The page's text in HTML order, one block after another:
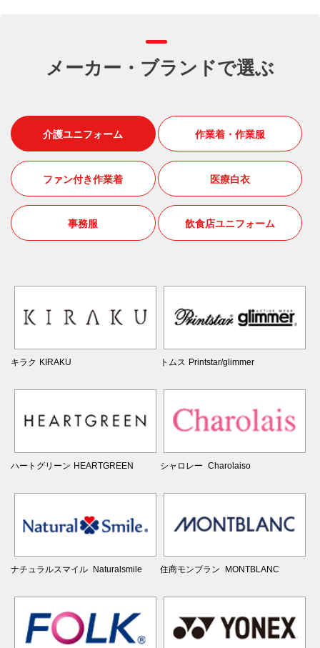
メーカー・ブランドで選ぶ
介護ユニフォーム 作業着・作業服
ファン付き作業着 医療白衣
事務服 飲食店ユニフォーム
キラク KIRAKU トムス Printstar/glimmer
ハートグリーン HEARTGREEN シャロレー Charolaiso
ナチュラルスマイル Naturalsmile 住商モンブラン MONTBLANC